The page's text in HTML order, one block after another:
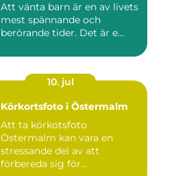
Att vänta barn är en av livets
mest spännande och
berörande tider. Det är e...
10. jul
Körkortsfoto i Östermalm
Att ta körkotsfoto
Östermalm kan vara en
stressande del av att
förbereda sig för...